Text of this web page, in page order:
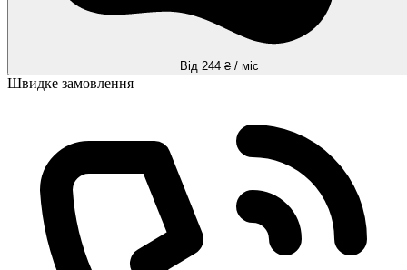
Від 244 ₴ / міс
Швидке замовлення